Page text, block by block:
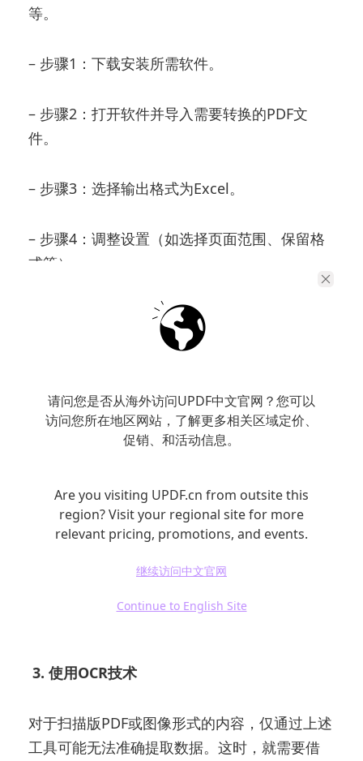
请问您是否从海外访问UPDF中文官网？您可以
访问您所在地区网站，了解更多相关区域定价、
促销、和活动信息。
Are you visiting UPDF.cn from outsite this
region? Visit your regional site for more
relevant pricing, promotions, and events.
继续访问中文官网
Continue to English Site
等。
– 步骤1：下载安装所需软件。
– 步骤2：打开软件并导入需要转换的PDF文
件。
– 步骤3：选择输出格式为Excel。
– 步骤4：调整设置（如选择页面范围、保留格
式等）。
– 步骤5：点击转换，保存输出文件。
借助专业软件，用户不仅可以实现高效转换，
还可以保证数据的完整性和准确性，尤其是处
3. 使用OCR技术
对于扫描版PDF或图像形式的内容，仅通过上述
工具可能无法准确提取数据。这时，就需要借